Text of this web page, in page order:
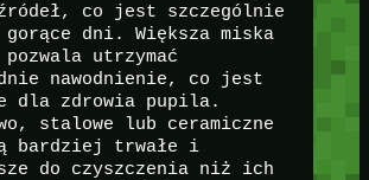
co jest szczególnie
gorące dni. Większa miska
pozwala utrzymać
nawodnienie, co jest
dla zdrowia pupila.
stalowe lub ceramiczne
bardziej trwałe i
do czyszczenia niż ich